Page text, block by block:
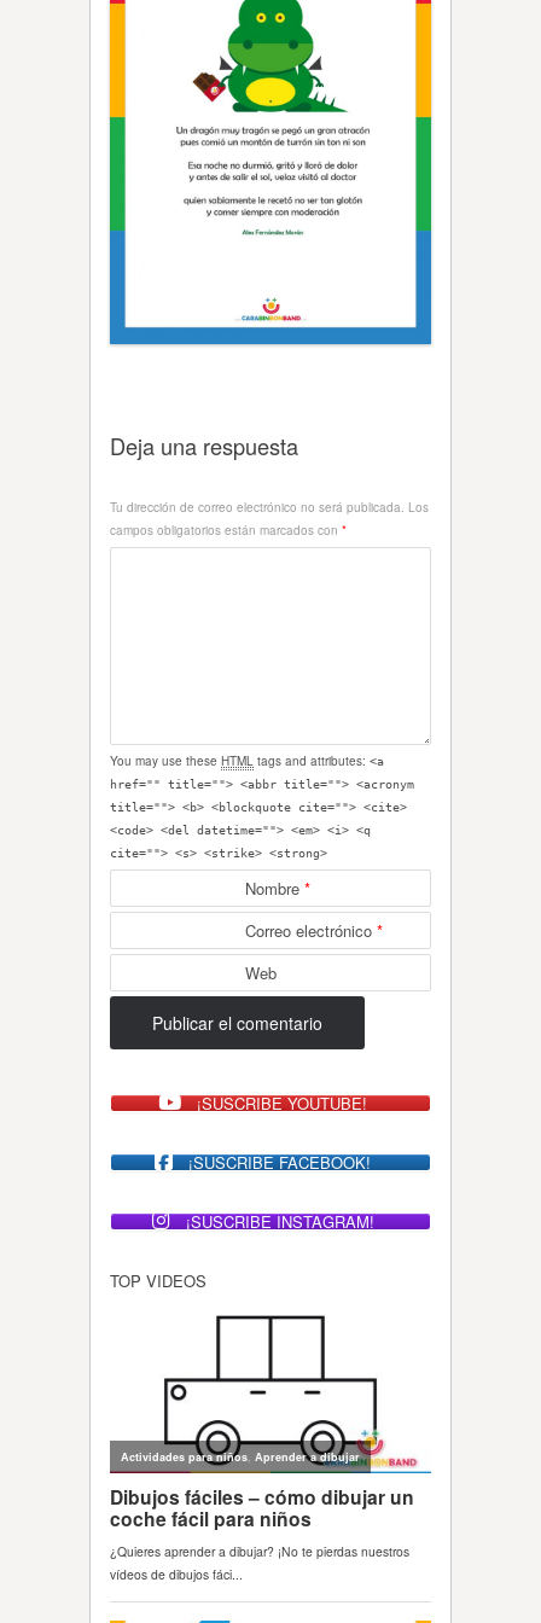
Deja una respuesta
Tu dirección de correo electrónico no será publicada. Los
campos obligatorios están marcados con *
You may use these HTML tags and attributes: <a
href="" title=""> <abbr title=""> <acronym
title=""> <b> <blockquote cite=""> <cite>
<code> <del datetime=""> <em> <i> <q
cite=""> <s> <strike> <strong>
Nombre *
Correo electrónico *
Web
¡SUSCRIBE YOUTUBE!
¡SUSCRIBE FACEBOOK!
¡SUSCRIBE INSTAGRAM!
TOP VIDEOS